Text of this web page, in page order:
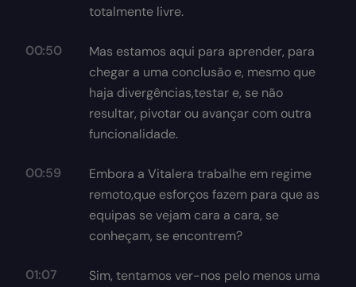
totalmente livre.
00:50
Mas estamos aqui para aprender, para
chegar a uma conclusão e, mesmo que
haja divergências,testar e, se não
resultar, pivotar ou avançar com outra
funcionalidade.
00:59
Embora a Vitalera trabalhe em regime
remoto,que esforços fazem para que as
equipas se vejam cara a cara, se
conheçam, se encontrem?
01:07
Sim, tentamos ver-nos pelo menos uma